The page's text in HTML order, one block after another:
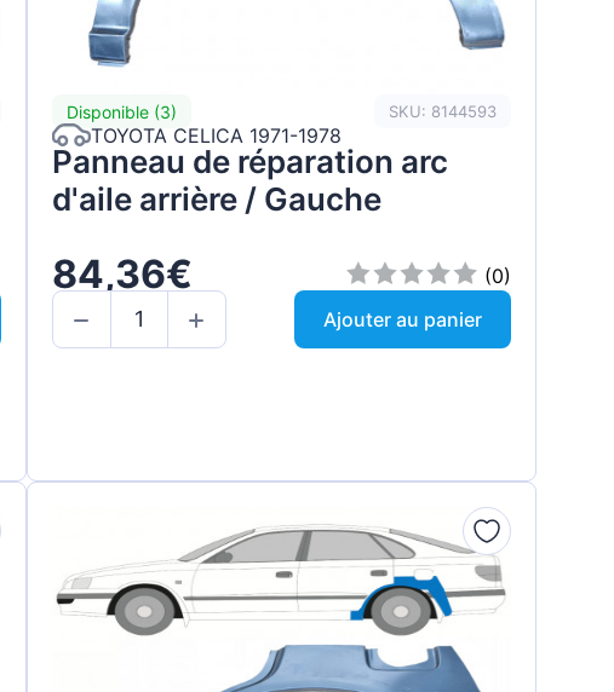
Disponible (3) SKU: 8144593
TOYOTA CELICA 1971-1978
Panneau de réparation arc
d'aile arrière / Gauche
84,36€
(0)
Ajouter au panier